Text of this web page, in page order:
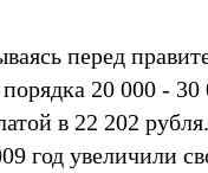
перед
20 000 -
в 22 202
год увеличили